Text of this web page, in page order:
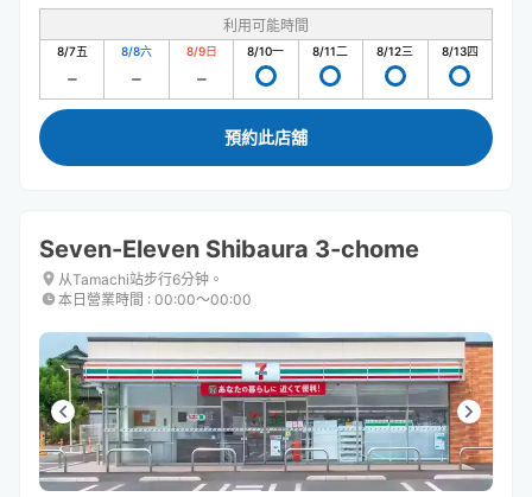
利用可能時間
8/7五 8/8六 8/9日 8/10一 8/11二 8/12三 8/13四
預約此店舖
Seven-Eleven Shibaura 3-chome
从Tamachi站步行6分钟。
本日營業時間 : 00:00〜00:00